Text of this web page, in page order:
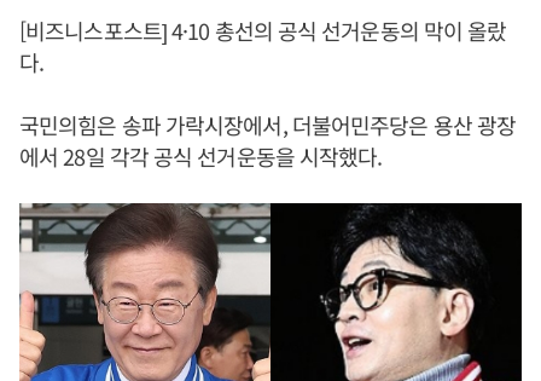
[비즈니스포스트] 4·10 총선의 공식 선거운동의 막이 올랐
다.
국민의힘은 송파 가락시장에서, 더불어민주당은 용산 광장
에서 28일 각각 공식 선거운동을 시작했다.